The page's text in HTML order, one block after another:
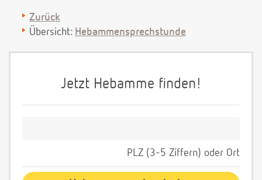
Zurück
Übersicht: Hebammensprechstunde
Jetzt Hebamme finden!
PLZ (3-5 Ziffern) oder Ort